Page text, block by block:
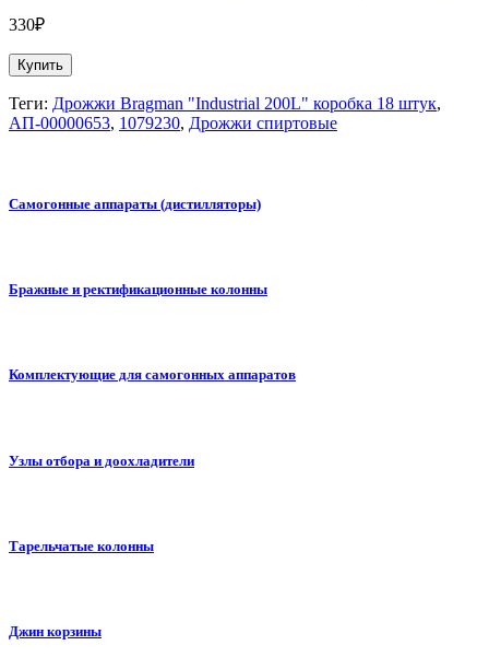
330₽
Купить
Теги: Дрожжи Bragman "Industrial 200L" коробка 18 штук,
АП-00000653, 1079230, Дрожжи спиртовые
Самогонные аппараты (дистилляторы)
Бражные и ректификационные колонны
Комплектующие для самогонных аппаратов
Узлы отбора и доохладители
Тарельчатые колонны
Джин корзины